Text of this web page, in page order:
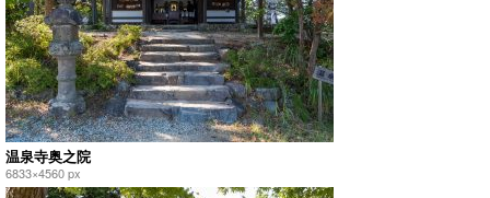
温泉寺奥之院
6833×4560 px